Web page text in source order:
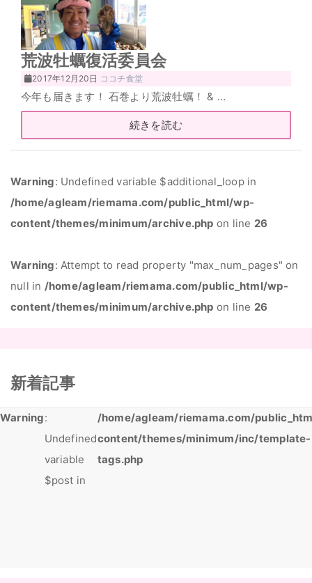
荒波牡蠣復活委員会
2017年12月20日 ココチ食堂
今年も届きます！ 石巻より荒波牡蠣！ & …
続きを読む
Warning: Undefined variable $additional_loop in
/home/agleam/riemama.com/public_html/wp-
content/themes/minimum/archive.php on line 26
Warning: Attempt to read property "max_num_pages" on
null in /home/agleam/riemama.com/public_html/wp-
content/themes/minimum/archive.php on line 26
新着記事
Warning:
Undefined
variable
$post in
/home/agleam/riemama.com/
content/themes/minimum/inc/template-
tags.php